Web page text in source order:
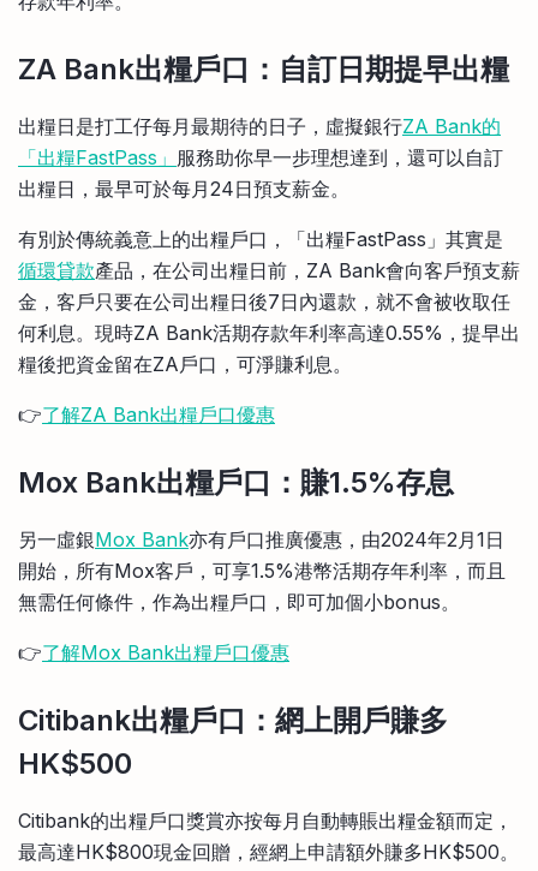
ZA Bank出糧戶口：自訂日期提早出糧
出糧日是打工仔每月最期待的日子，虛擬銀行ZA Bank的
「出糧FastPass」 服務助你早一步理想達到，還可以自訂
出糧日，最早可於每月24日預支薪金。
有別於傳統義意上的出糧戶口，「出糧FastPass」其實是
循環貸款產品，在公司出糧日前，ZA Bank會向客戶預支薪
金，客戶只要在公司出糧日後7日內還款，就不會被收取任
何利息。現時ZA Bank活期存款年利率高達0.55%，提早出
糧後把資金留在ZA戶口，可淨賺利息。
👉了解ZA Bank出糧戶口優惠
Mox Bank出糧戶口：賺1.5%存息
另一虛銀Mox Bank亦有戶口推廣優惠，由2024年2月1日
開始，所有Mox客戶，可享1.5%港幣活期存年利率，而且
無需任何條件，作為出糧戶口，即可加個小bonus。
👉了解Mox Bank出糧戶口優惠
Citibank出糧戶口：網上開戶賺多
HK$500
Citibank的出糧戶口獎賞亦按每月自動轉賬出糧金額而定，
最高達HK$800現金回贈，經網上申請額外賺多HK$500。